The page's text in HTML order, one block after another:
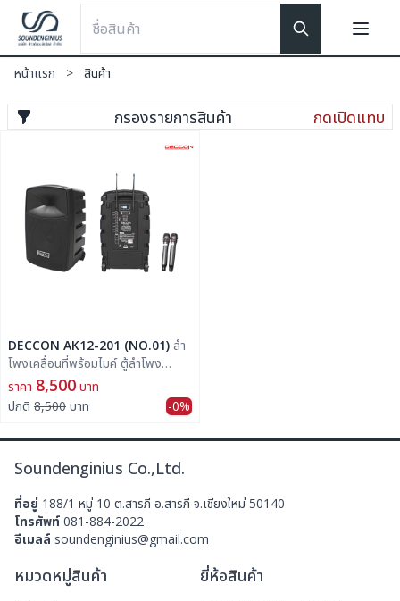
หน้าแรก > สินค้า
กรองรายการสินค้า กดเปิดแทบ
DECCON AK12-201 (NO.01)
โพงเคลื่อนที่พร้อมไมค์ ตู้ลำโพง
เอนกประสงค์แบบล้อลาก รองรับระบบ
บูลทูธ พร้อมไมค์ ลอย 2 ตัว
ราคา 8,500 บาท
ปกติ 8,500 บาท -0%
Soundenginius Co.,Ltd.
ที่อยู่ 188/1 หมู่ 10 ต.สารภี อ.สารภี จ.เชียงใหม่ 50140
โทรศัพท์ 081-884-2022
อีเมลล์ soundenginius@gmail.com
หมวดหมู่สินค้า ยี่ห้อสินค้า